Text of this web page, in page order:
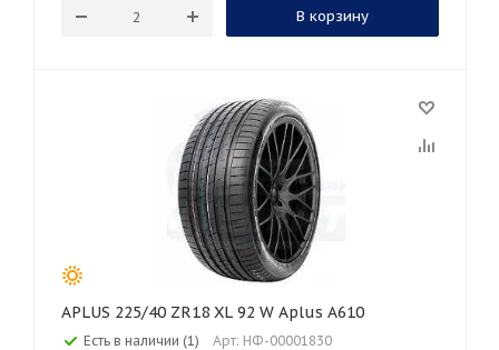
В корзину
APLUS 225/40 ZR18 XL 92 W Aplus A610
Есть в наличии (1) Арт: НФ-00001830